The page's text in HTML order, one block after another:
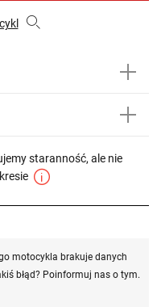
staranność, ale nie
motocykla brakuje danych
błąd? Poinformuj nas o tym.